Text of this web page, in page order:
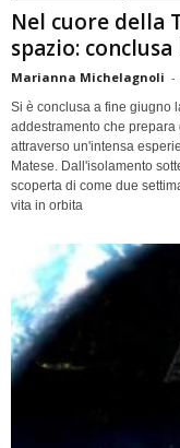
Nel cuore della
spazio:
Marianna Michelagnoli -
Si è conclusa a fine giugno
addestramento che
attraverso un'intensa
Matese. Dall'isolamento
scoperta di come due
vita in orbita